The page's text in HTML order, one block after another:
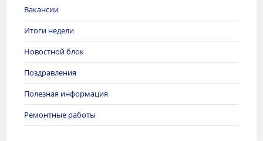
Вакансии
Итоги недели
Новостной блок
Поздравления
Полезная информация
Ремонтные работы